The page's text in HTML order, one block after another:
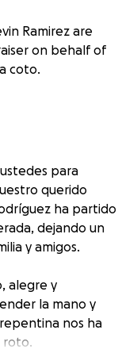
Ramirez are
on behalf of
coto.
para
querido
ha partido
dejando un
y amigos.
alegre y
la mano y
nos ha
roto.